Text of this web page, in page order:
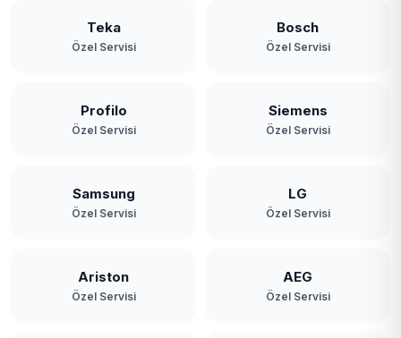
Teka
Özel Servisi
Bosch
Özel Servisi
Profilo
Özel Servisi
Siemens
Özel Servisi
Samsung
Özel Servisi
LG
Özel Servisi
Ariston
Özel Servisi
AEG
Özel Servisi